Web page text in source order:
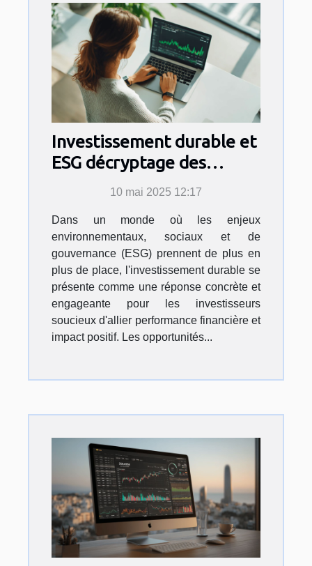
Investissement durable et
ESG décryptage des
opportunités pour
10 mai 2025 12:17
Dans un monde où les enjeux
environnementaux, sociaux et de
gouvernance (ESG) prennent de plus en
plus de place, l'investissement durable se
présente comme une réponse concrète et
engageante pour les investisseurs
soucieux d'allier performance financière et
impact positif. Les opportunités...